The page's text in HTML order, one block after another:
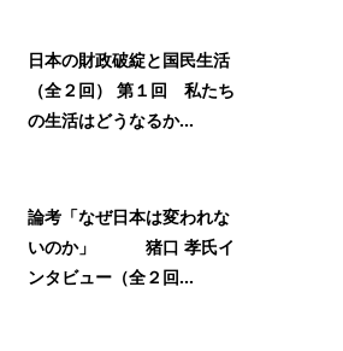
日本の財政破綻と国民生活
（全２回） 第１回 私たち
の生活はどうなるか...
論考「なぜ日本は変われな
いのか」 猪口 孝氏イ
ンタビュー（全２回...